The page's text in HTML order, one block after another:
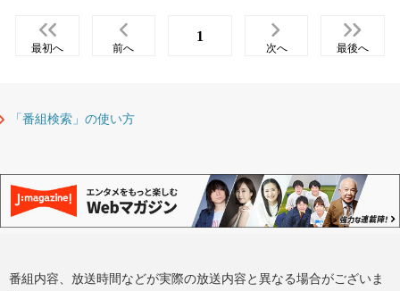
最初へ 前へ
1
次へ 最後へ
「番組検索」の使い方
番組内容、放送時間などが実際の放送内容と異なる場合がございま